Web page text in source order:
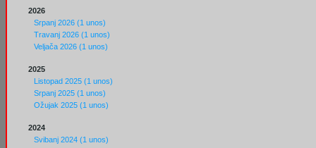
2026
Srpanj 2026 (1 unos)
Travanj 2026 (1 unos)
Veljača 2026 (1 unos)
2025
Listopad 2025 (1 unos)
Srpanj 2025 (1 unos)
Ožujak 2025 (1 unos)
2024
Svibanj 2024 (1 unos)